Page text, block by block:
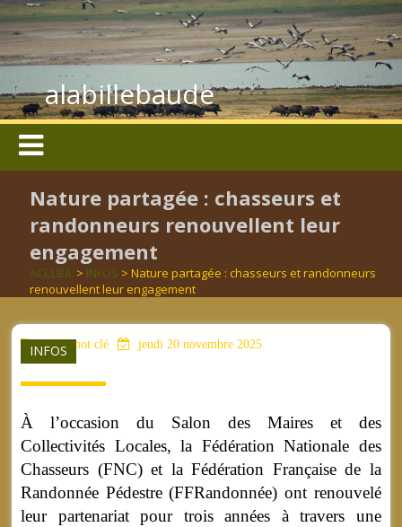
alabillebaude
Nature partagée : chasseurs et
randonneurs renouvellent leur
engagement
ACCUEIL > INFOS > Nature partagée : chasseurs et randonneurs
renouvellent leur engagement
INFOS
aucun mot clé jeudi 20 novembre 2025
À l’occasion du Salon des Maires et des
Collectivités Locales, la Fédération Nationale des
Chasseurs (FNC) et la Fédération Française de la
Randonnée Pédestre (FFRandonnée) ont renouvelé
leur partenariat pour trois années à travers une